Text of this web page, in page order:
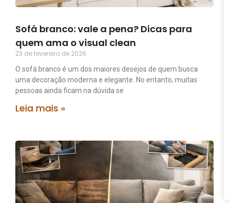
Sofá branco: vale a pena? Dicas para
quem ama o visual clean
23 de fevereiro de 2026
O sofá branco é um dos maiores desejos de quem busca
uma decoração moderna e elegante. No entanto, muitas
pessoas ainda ficam na dúvida se
Leia mais »